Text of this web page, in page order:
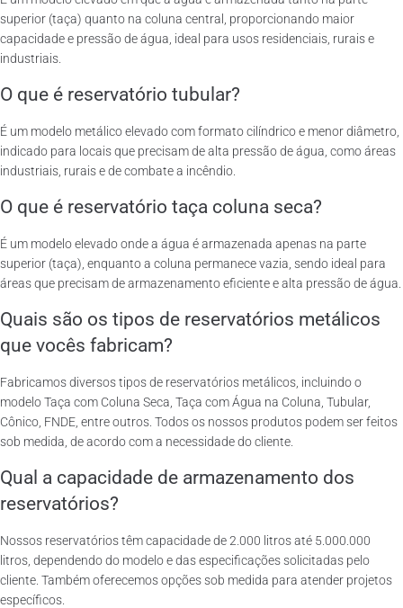
superior (taça) quanto na coluna central, proporcionando maior
capacidade e pressão de água, ideal para usos residenciais, rurais e
industriais.
O que é reservatório tubular?
É um modelo metálico elevado com formato cilíndrico e menor diâmetro,
indicado para locais que precisam de alta pressão de água, como áreas
industriais, rurais e de combate a incêndio.
O que é reservatório taça coluna seca?
É um modelo elevado onde a água é armazenada apenas na parte
superior (taça), enquanto a coluna permanece vazia, sendo ideal para
áreas que precisam de armazenamento eficiente e alta pressão de água.
Quais são os tipos de reservatórios metálicos
que vocês fabricam?
Fabricamos diversos tipos de reservatórios metálicos, incluindo o
modelo Taça com Coluna Seca, Taça com Água na Coluna, Tubular,
Cônico, FNDE, entre outros. Todos os nossos produtos podem ser feitos
sob medida, de acordo com a necessidade do cliente.
Qual a capacidade de armazenamento dos
reservatórios?
Nossos reservatórios têm capacidade de 2.000 litros até 5.000.000
litros, dependendo do modelo e das especificações solicitadas pelo
cliente. Também oferecemos opções sob medida para atender projetos
específicos.